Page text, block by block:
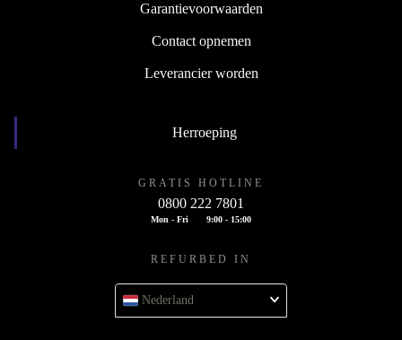
Garantievoorwaarden
Contact opnemen
Leverancier worden
Herroeping
GRATIS HOTLINE
0800 222 7801
Mon - Fri 9:00 - 15:00
REFURBED IN
Nederland